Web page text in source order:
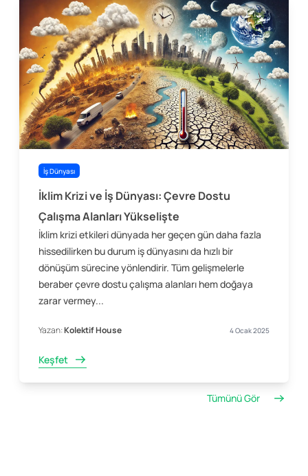
İş Dünyası
İklim Krizi ve İş Dünyası: Çevre Dostu
Çalışma Alanları Yükselişte
İklim krizi etkileri dünyada her geçen gün daha fazla
hissedilirken bu durum iş dünyasını da hızlı bir
dönüşüm sürecine yönlendirir. Tüm gelişmelerle
beraber çevre dostu çalışma alanları hem doğaya
zarar vermey...
Yazan:Kolektif House 4 Ocak 2025
Keşfet
Tümünü Gör